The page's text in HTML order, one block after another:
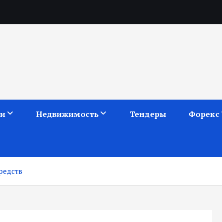
Недвижимость Тендеры Форекс